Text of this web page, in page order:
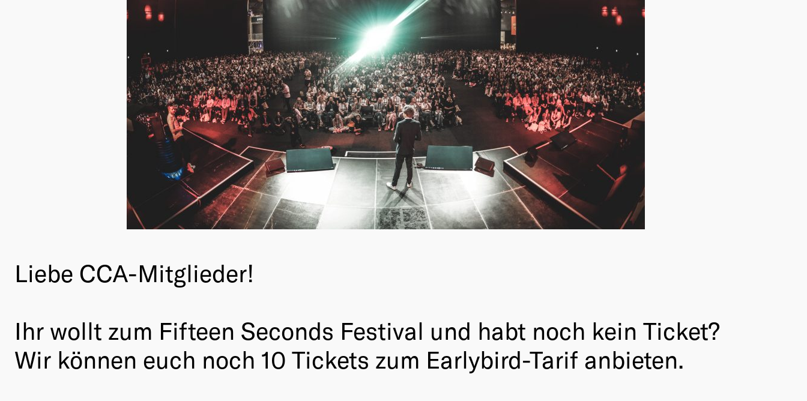
Liebe CCA-Mitglieder!
Ihr wollt zum Fifteen Seconds Festival und habt noch kein Ticket?
Wir können euch noch 10 Tickets zum Earlybird-Tarif anbieten.